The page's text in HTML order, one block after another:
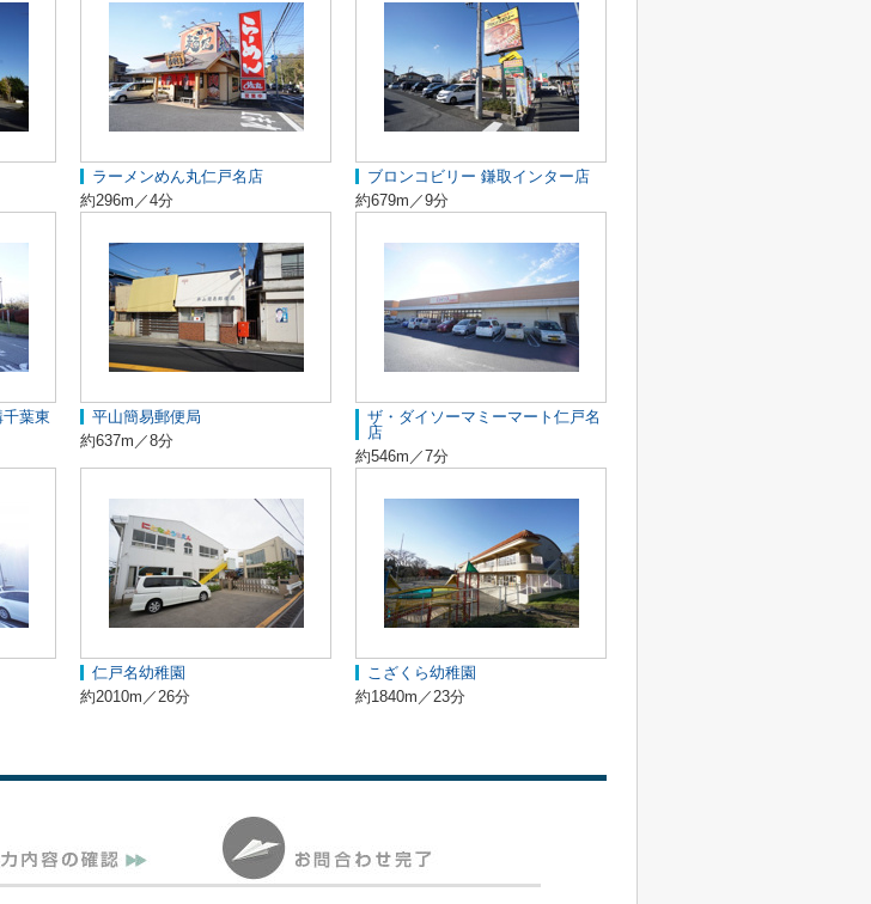
ラーメンめん丸仁戸名店
約296m／4分
ブロンコビリー 鎌取インター店
約679m／9分
葉東
平山簡易郵便局
約637m／8分
ザ・ダイソーマミーマート仁戸名
店
約546m／7分
仁戸名幼稚園
約2010m／26分
こざくら幼稚園
約1840m／23分